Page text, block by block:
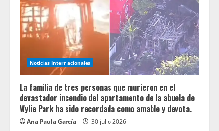
Noticias Internacionales
La familia de tres personas que murieron en el
devastador incendio del apartamento de la abuela de
Wylie Park ha sido recordada como amable y devota.
Ana Paula García 30 julio 2026